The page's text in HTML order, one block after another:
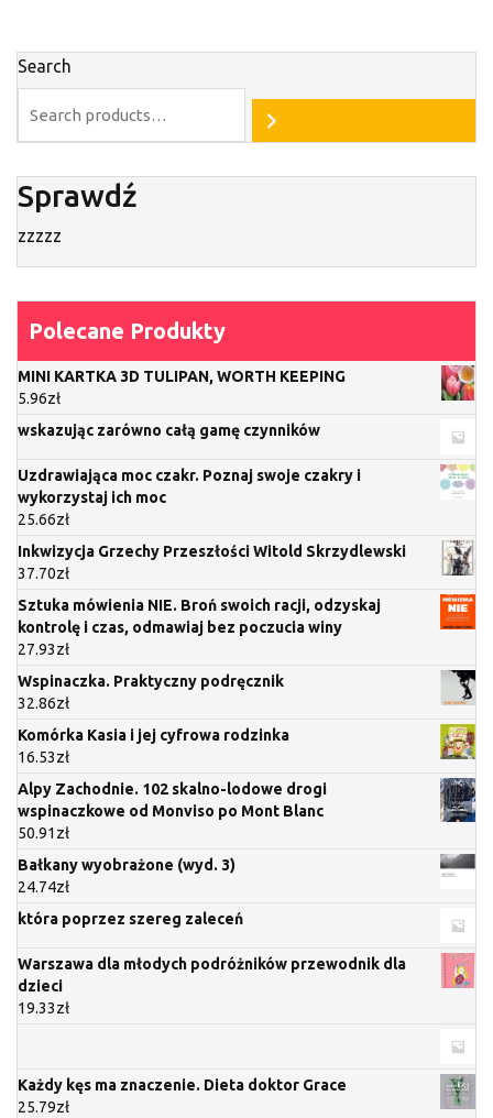
Search
Sprawdź
zzzzz
Polecane Produkty
MINI KARTKA 3D TULIPAN, WORTH KEEPING
5.96zł
wskazując zarówno całą gamę czynników
Uzdrawiająca moc czakr. Poznaj swoje czakry i
wykorzystaj ich moc
25.66zł
Inkwizycja Grzechy Przeszłości Witold Skrzydlewski
37.70zł
Sztuka mówienia NIE. Broń swoich racji, odzyskaj
kontrolę i czas, odmawiaj bez poczucia winy
27.93zł
Wspinaczka. Praktyczny podręcznik
32.86zł
Komórka Kasia i jej cyfrowa rodzinka
16.53zł
Alpy Zachodnie. 102 skalno-lodowe drogi
wspinaczkowe od Monviso po Mont Blanc
50.91 zł
Bałkany wyobrażone (wyd. 3)
24.74zł
która poprzez szereg zaleceń
Warszawa dla młodych podróżników przewodnik dla
dzieci
19.33zł
Każdy kęs ma znaczenie. Dieta doktor Grace
25.79zł